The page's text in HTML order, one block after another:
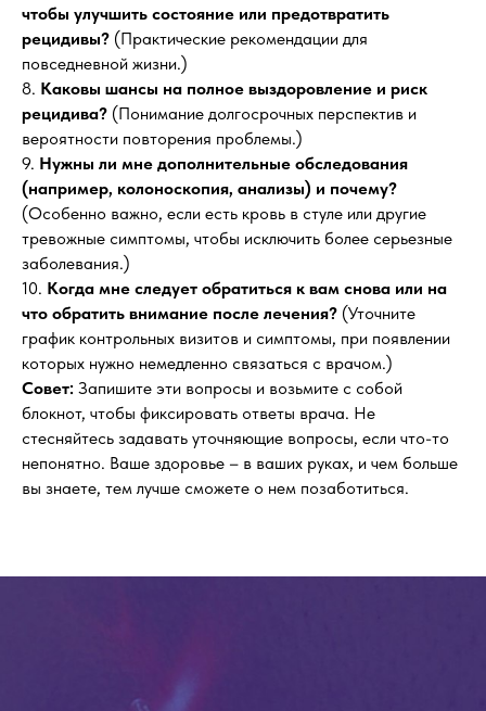
чтобы улучшить состояние или предотвратить
рецидивы? (Практические рекомендации для
повседневной жизни.)
8. Каковы шансы на полное выздоровление и риск
рецидива? (Понимание долгосрочных перспектив и
вероятности повторения проблемы.)
9. Нужны ли мне дополнительные обследования
(например, колоноскопия, анализы) и почему?
(Особенно важно, если есть кровь в стуле или другие
тревожные симптомы, чтобы исключить более серьезные
заболевания.)
10. Когда мне следует обратиться к вам снова или на
что обратить внимание после лечения? (Уточните
график контрольных визитов и симптомы, при появлении
которых нужно немедленно связаться с врачом.)
Совет: Запишите эти вопросы и возьмите с собой
блокнот, чтобы фиксировать ответы врача. Не
стесняйтесь задавать уточняющие вопросы, если что-то
непонятно. Ваше здоровье – в ваших руках, и чем больше
вы знаете, тем лучше сможете о нем позаботиться.